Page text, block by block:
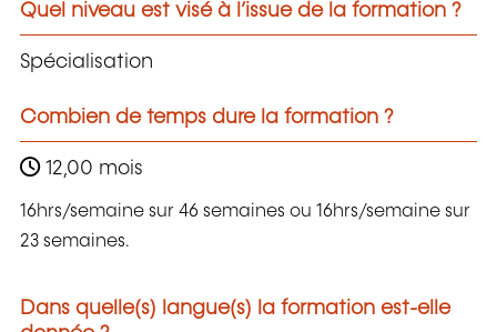
Quel niveau est visé à l’issue de la formation ?
Spécialisation
Combien de temps dure la formation ?
12,00 mois
16hrs/semaine sur 46 semaines ou 16hrs/semaine sur
23 semaines.
Dans quelle(s) langue(s) la formation est-elle